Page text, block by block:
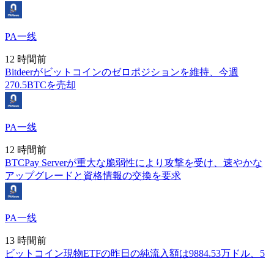
PA一线
12 時間前
Bitdeerがビットコインのゼロポジションを維持、今週
270.5BTCを売却
PA一线
12 時間前
BTCPay Serverが重大な脆弱性により攻撃を受け、速やかな
アップグレードと資格情報の交換を要求
PA一线
13 時間前
ビットコイン現物ETFの昨日の純流入額は9884.53万ドル、5